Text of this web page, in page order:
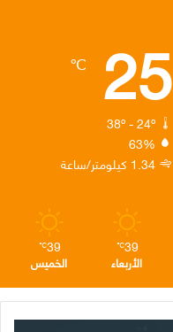
ت
ق
ر
ا
ر
ا
25
℃
38º - 24º
63%
1.34 كيلومتر/ساعة
39
℃
الأربعاء
39
℃
الخميس